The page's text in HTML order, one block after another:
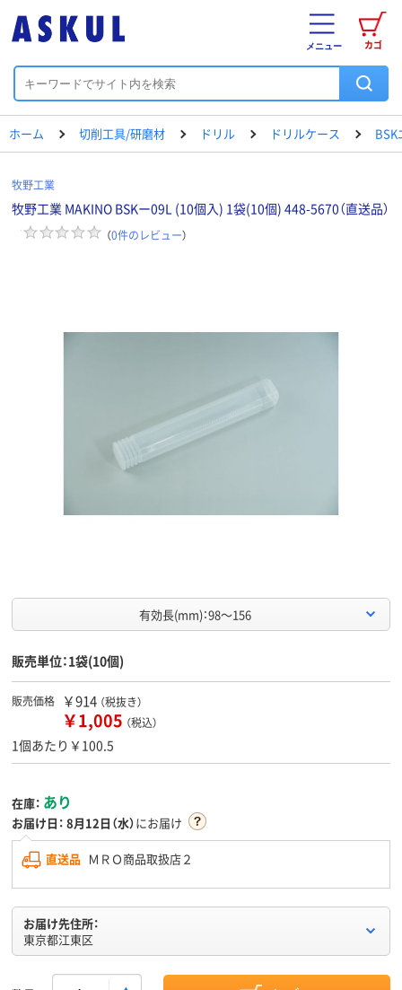
カゴ
メニュー
ホーム 切削工具/研磨材 ドリル ドリルケース BSK
牧野工業
牧野工業 MAKINO BSKー09L (10個入) 1袋(10個) 448-5670（直送品）
（0件のレビュー）
有効長(mm)：98～156
販売単位：1袋(10個)
販売価格 ￥914 （税抜き）
￥1,005 （税込）
1個あたり￥100.5
在庫： あり
お届け日： 8月12日（水）にお届け
直送品 ＭＲＯ商品取扱店２
お届け先住所：
東京都江東区